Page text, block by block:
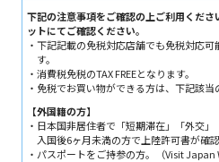
下記の注意事項をご確認の上ご利用くだ
ットにてご確認ください。
下記記載の免税対応店舗でも免税対応
す。
消費税免税のTAX FREEとなります。
免税でお買い物ができる方は、下記該当
【外国籍の方】
日本国非居住者で「短期滞在」「外交
入国後6ヶ月未満の方で上陸許可書が確認
パスポートをご持参の方。（Visit Japan